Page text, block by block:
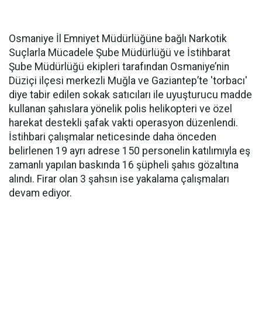
Osmaniye İl Emniyet Müdürlüğüne bağlı Narkotik
Suçlarla Mücadele Şube Müdürlüğü ve İstihbarat
Şube Müdürlüğü ekipleri tarafından Osmaniye’nin
Düziçi ilçesi merkezli Muğla ve Gaziantep’te 'torbacı'
diye tabir edilen sokak satıcıları ile uyuşturucu madde
kullanan şahıslara yönelik polis helikopteri ve özel
harekat destekli şafak vakti operasyon düzenlendi.
İstihbari çalışmalar neticesinde daha önceden
belirlenen 19 ayrı adrese 150 personelin katılımıyla eş
zamanlı yapılan baskında 16 şüpheli şahıs gözaltına
alındı. Firar olan 3 şahsın ise yakalama çalışmaları
devam ediyor.